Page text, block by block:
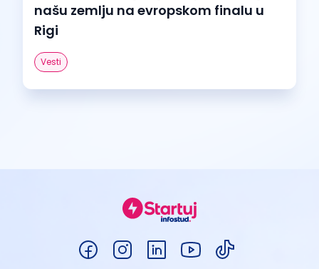
našu zemlju na evropskom finalu u
Rigi
Vesti